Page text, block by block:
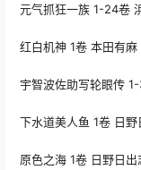
元气抓狂一族 1-24卷
红白机神 1卷 本田有
宇智波佐助写轮眼传
下水道美人鱼 1卷 日
原色之海 1卷 日野日